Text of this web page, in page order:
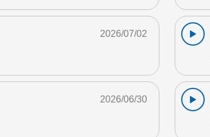
2026/07/02
2026/06/30